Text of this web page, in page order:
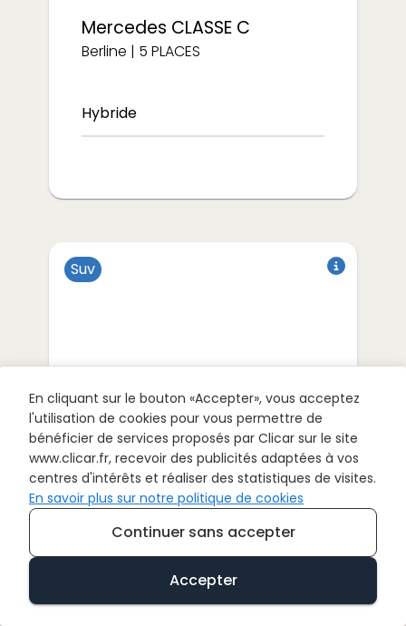
Mercedes CLASSE C
Berline | 5 PLACES
Hybride
Suv
Toyota BZ4X
Suv|5PLACES
En cliquant sur le bouton «Accepter», vous acceptez
l'utilisation de cookies pour vous permettre de
bénéficier de services proposés par Clicar sur le site
www.clicar.fr, recevoir des publicités adaptées à vos
centres d'intérêts et réaliser des statistiques de visites.
En savoir plus sur notre politique de cookies
Continuer sans accepter
Accepter